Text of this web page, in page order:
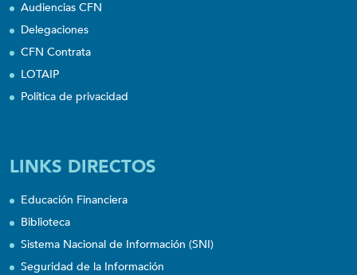
Audiencias CFN
Delegaciones
CFN Contrata
LOTAIP
Política de privacidad
LINKS DIRECTOS
Educación Financiera
Biblioteca
Sistema Nacional de Información (SNI)
Seguridad de la Información